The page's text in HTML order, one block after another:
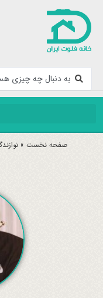
صفحه نخست »